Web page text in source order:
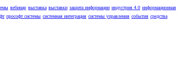
вебинар выставка выставки защита информации индустрия 4.0 информационная
прософт системы системная интеграция системы управления события средства